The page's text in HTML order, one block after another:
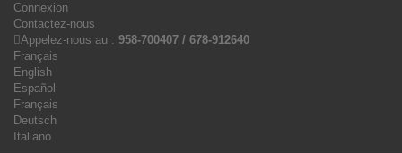
Connexion
Contactez-nous
Appelez-nous au : 958-700407 / 678-912640
Français
English
Español
Français
Deutsch
Italiano